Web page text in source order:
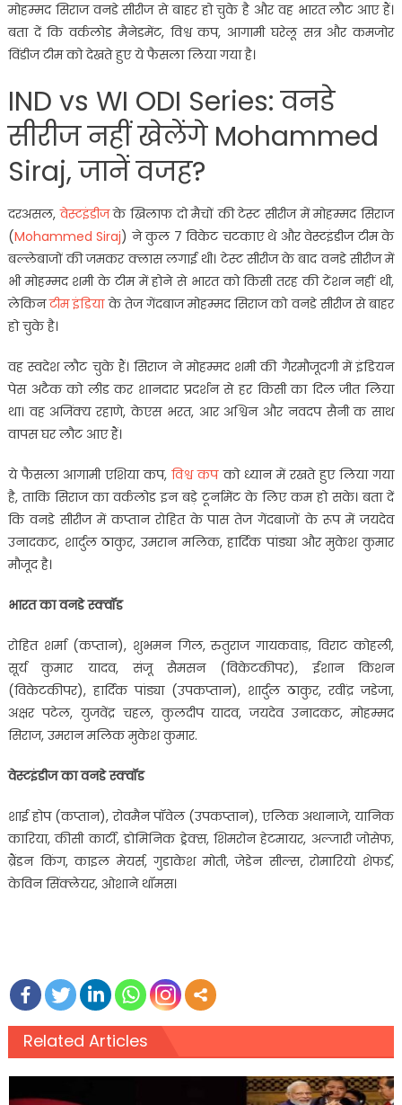
मोहम्मद सिराज वनडे सीरीज से बाहर हो चुके है और वह भारत लौट आए हैं।
बता दें कि वर्कलोड मैनेडमेंट, विश्व कप, आगामी घरेलू सत्र और कमजोर
विंडीज टीम को देखते हुए ये फैसला लिया गया है।
IND vs WI ODI Series: वनडे
सीरीज नहीं खेलेंगे Mohammed
Siraj, जानें वजह?
दरअसल,वेस्टइंडीजके खिलाफ दो मैचों की टेस्ट सीरीज में मोहम्मद सिराज
(Mohammed Siraj) ने कुल 7 विकेट चटकाए थे और वेस्टइंडीज टीम के
बल्लेबाजों की जमकर क्लास लगाई थी। टेस्ट सीरीज के बाद वनडे सीरीज में
भी मोहम्मद शमी के टीम में होने से भारत को किसी तरह की टेंशन नहीं थी,
लेकिनटीम इंडियाके तेज गेंदबाज मोहम्मद सिराज को वनडे सीरीज से बाहर
हो चुके है।
वह स्वदेश लौट चुके हैं। सिराज ने मोहम्मद शमी की गैरमौजूदगी में इंडियन
पेस अटैक को लीड कर शानदार प्रदर्शन से हर किसी का दिल जीत लिया
था। वह अजिंक्य रहाणे, केएस भरत, आर अश्विन और नवदप सैनी क साथ
वापस घर लौट आए हैं।
ये फैसला आगामी एशिया कप,विश्व कपको ध्यान में रखते हुए लिया गया
है, ताकि सिराज का वर्कलोड इन बड़े टूर्नामेंट के लिए कम हो सके। बता दें
कि वनडे सीरीज में कप्तान रोहित के पास तेज गेंदबाजों के रूप में जयदेव
उनादकट, शार्दुल ठाकुर, उमरान मलिक, हार्दिक पांड्या और मुकेश कुमार
मौजूद है।
भारत का वनडे स्क्वॉड
रोहित शर्मा (कप्तान), शुभमन गिल, रुतुराज गायकवाड़, विराट कोहली,
सूर्य कुमार यादव, संजू सैमसन (विकेटकीपर), ईशान किशन
(विकेटकीपर), हार्दिक पांड्या (उपकप्तान), शार्दुल ठाकुर, रवींद्र जडेजा,
अक्षर पटेल, युजवेंद्र चहल, कुलदीप यादव, जयदेव उनादकट, मोहम्मद
सिराज, उमरान मलिक मुकेश कुमार.
वेस्टइंडीज का वनडे स्क्वॉड
शाई होप (कप्तान), रोवमैन पॉवेल (उपकप्तान), एलिक अथानाजे, यानिक
कारिया, कीसी कार्टी, डोमिनिक ड्रेक्स, शिमरोन हेटमायर, अल्जारी जोसेफ,
ब्रैंडन किंग, काइल मेयर्स, गुडाकेश मोती, जेडेन सील्स, रोमारियो शेफर्ड,
केविन सिंक्लेयर, ओशाने थॉमस।
Related Articles